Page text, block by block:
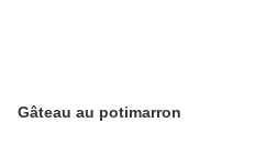
Gâteau au potimarron